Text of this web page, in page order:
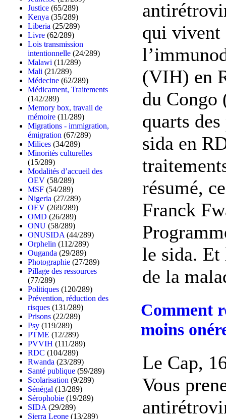
Justice (65/289)
Kenya (35/289)
Liberia (25/289)
Livre (62/289)
Lois transmission
intentionnelle (24/289)
Malawi (11/289)
Mali (21/289)
Médecine (62/289)
Médicament, Traitements
(142/289)
Memory box, travail de
mémoire (11/289)
Migrations - immigration,
émigration (67/289)
Milices (34/289)
Minorités culturelles
(15/289)
Modalités d’accueil des
OEV (58/289)
MSF (54/289)
Nigeria (27/289)
OEV (269/289)
OMD (26/289)
ONU (58/289)
ONUSIDA (44/289)
Orphelin (112/289)
Ouganda (29/289)
Photographie (27/289)
Pillage des ressources
(77/289)
Politiques (120/289)
Prévention, réduction des
risques (131/289)
Prisons (22/289)
Psy (119/289)
PTME (12/289)
PVVIH (111/289)
RDC (104/289)
Rwanda (23/289)
Santé publique (59/289)
Scolarisation (9/289)
Sénégal (13/289)
Sérophobie (19/289)
SIDA (29/289)
Sierra Leone (13/289)
qui vivent
(VIH) en
du
quarts
sida en
résumé,
Franck
le sida. Et
de la
Comment
moins
Le Cap,
Vous